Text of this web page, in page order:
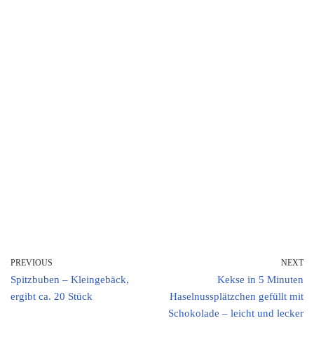
PREVIOUS
Spitzbuben – Kleingebäck,
ergibt ca. 20 Stück
NEXT
Kekse in 5 Minuten
Haselnussplätzchen gefüllt mit
Schokolade – leicht und lecker